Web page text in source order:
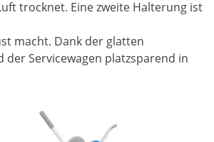
trocknet. Eine zweite Halterung ist
macht. Dank der glatten
Servicewagen platzsparend in